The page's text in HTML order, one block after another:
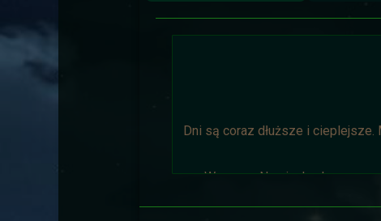
Dni są coraz dłuższe i cieplejsze.
Wyprawa Na piaskach czasu